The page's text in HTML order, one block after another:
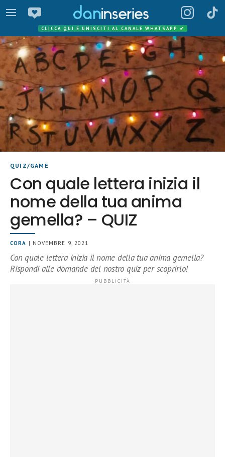
CLICCA QUI E UNISCITI AL CANALE WHATSAPP ✔
QUIZ/GAME
Con quale lettera inizia il
nome della tua anima
gemella? – QUIZ
CORA | NOVEMBRE 9, 2021
Con quale lettera inizia il nome della tua anima gemella?
Rispondi alle domande del nostro quiz per scoprirlo!